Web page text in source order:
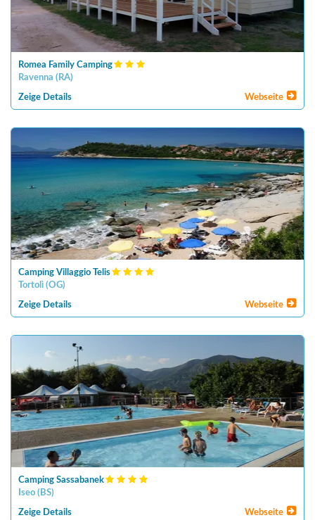
Romea Family Camping
Ravenna ( RA)
Zeige Details Webseite
Camping Villaggio Telis
Tortolì (OG)
Zeige Details Webseite
Camping Sassabanek
Iseo ( BS)
Zeige Details Webseite